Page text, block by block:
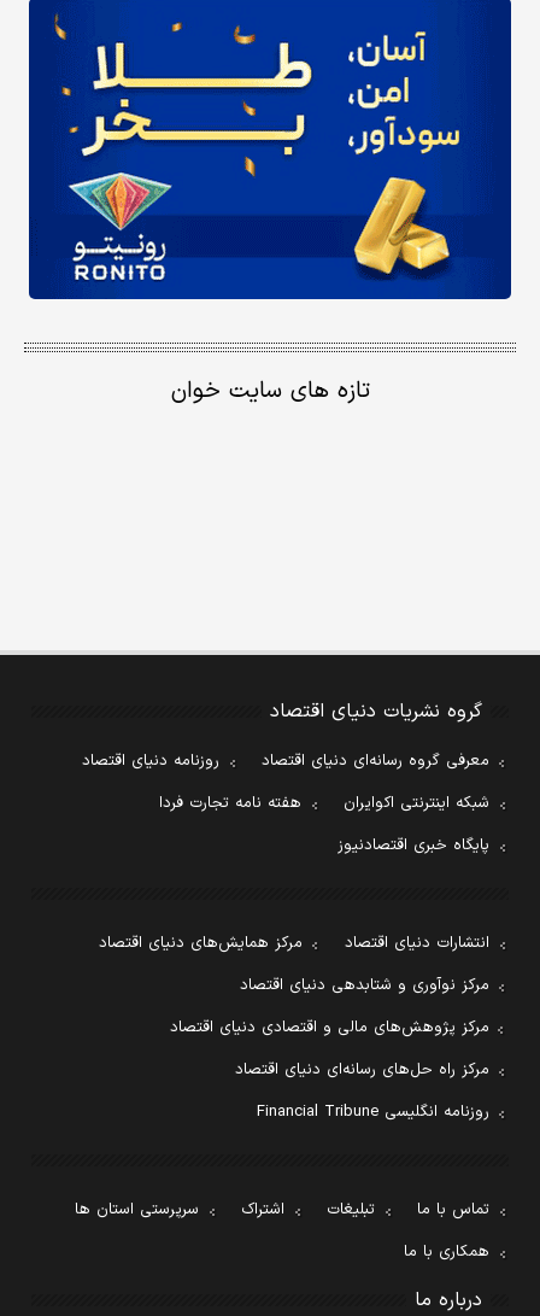
تازه های سایت خوان
گروه نشریات دنیای اقتصاد
معرفی گروه رسانه‌ای دنیای اقتصاد
روزنامه دنیای اقتصاد
شبکه اینترنتی اکوایران
هفته نامه تجارت فردا
پایگاه خبری اقتصادنیوز
انتشارات دنیای اقتصاد
مرکز همایش‌های دنیای اقتصاد
مرکز نوآوری و شتابدهی دنیای اقتصاد
مرکز پژوهش‌های مالی و اقتصادی دنیای اقتصاد
مرکز راه حل‌های رسانه‌ای دنیای اقتصاد
روزنامه انگلیسی Financial Tribune
تماس با ما تبلیغات اشتراک
سرپرستی استان ها
همکاری با ما
درباره ما